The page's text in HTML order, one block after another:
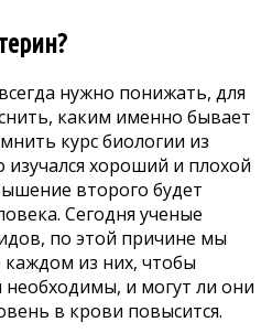
нужно понижать, для
каким именно бывает
курс биологии из
хороший и плохой
второго будет
Сегодня ученые
по этой причине мы
из них, чтобы
необходимы, и могут ли они
в крови повысится.